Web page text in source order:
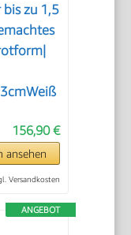
zu 1,5
156,90 €
ansehen
Versandkosten
ANGEBOT